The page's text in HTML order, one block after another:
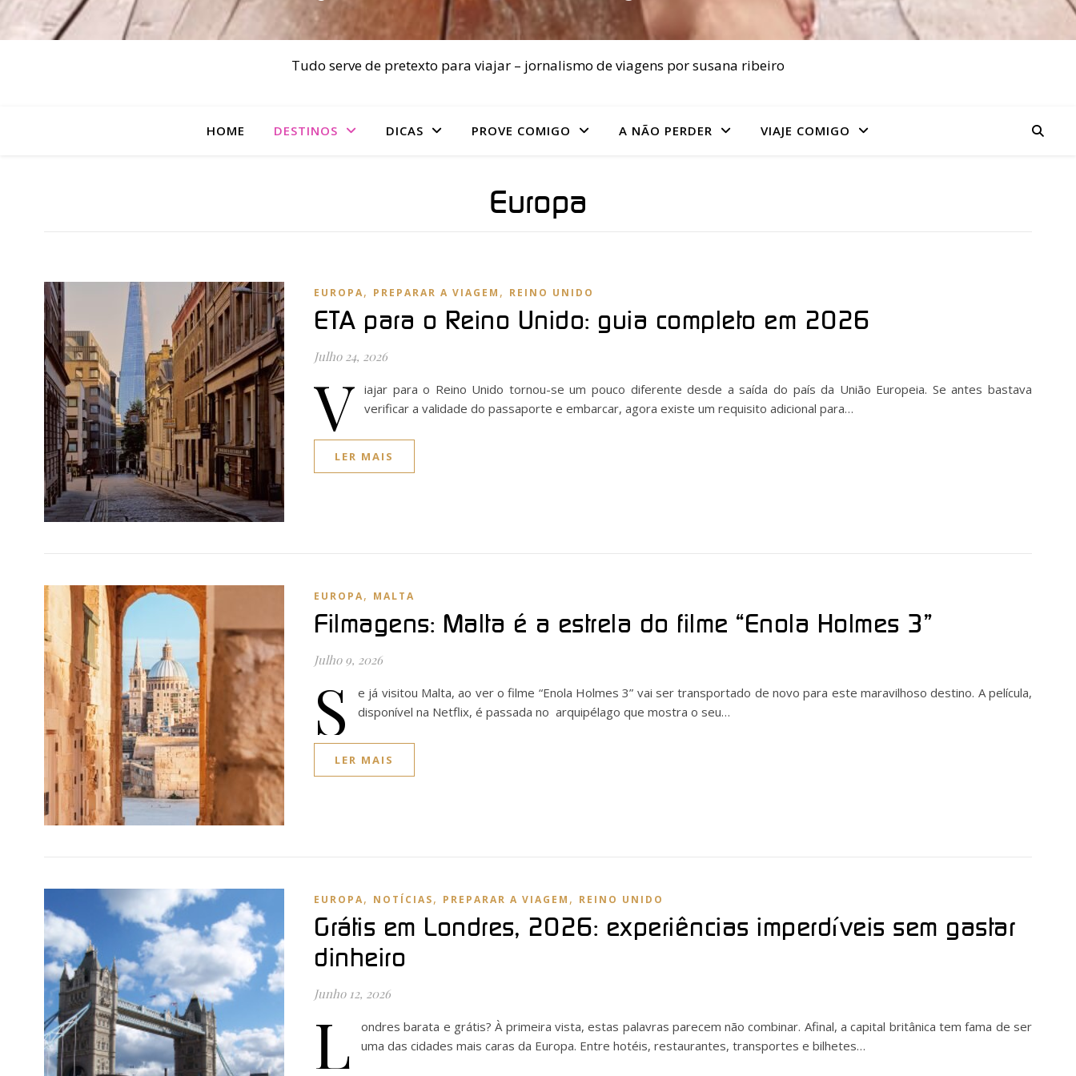
Tudo serve de pretexto para viajar – jornalismo de viagens por susana ribeiro
HOME DESTINOS DICAS PROVE COMIGO A NÃO PERDER VIAJE COMIGO
Europa
EUROPA, PREPARAR A VIAGEM , REINO UNIDO
ETA para o Reino Unido: guia completo em 2026
Julho 24, 2026
V iajar para o Reino Unido tornou-se um pouco diferente desde a saída do país da União Europeia. Se antes bastava
verificar a validade do passaporte e embarcar, agora existe um requisito adicional para…
LER MAIS
EUROPA, MALTA
Filmagens: Malta é a estrela do filme “Enola Holmes 3”
Julho 9, 2026
S
e já visitou Malta, ao ver o filme “Enola Holmes 3” vai ser transportado de novo para este maravilhoso destino. A película,
disponível na Netflix, é passada no arquipélago que mostra o seu…
LER MAIS
EUROPA, NOTÍCIAS, PREPARAR A VIAGEM , REINO UNIDO
Grátis em Londres, 2026: experiências imperdíveis sem gastar
dinheiro
Junho 12, 2026
L
ondres barata e grátis? À primeira vista, estas palavras parecem não combinar. Afinal, a capital britânica tem fama de ser
uma das cidades mais caras da Europa. Entre hotéis, restaurantes, transportes e bilhetes…